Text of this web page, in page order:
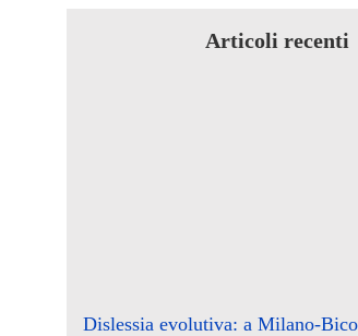
Articoli recenti
Dislessia evolutiva: a Milano-